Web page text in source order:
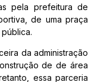
pela prefeitura de
de uma praça
da administração
de de área
essa parceria